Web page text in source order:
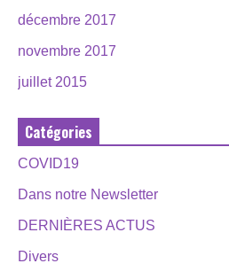
décembre 2017
novembre 2017
juillet 2015
Catégories
COVID19
Dans notre Newsletter
DERNIÈRES ACTUS
Divers